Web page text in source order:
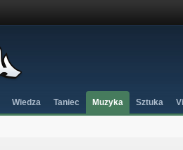
Wiedza Taniec Muzyka Sztuka